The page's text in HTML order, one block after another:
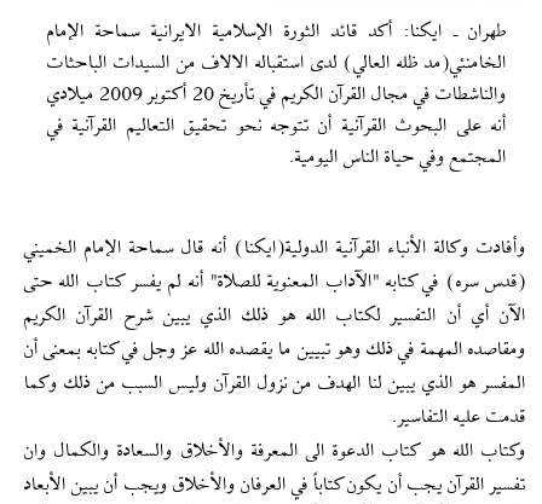
طهران ـ ايكنا: أكد قائد الثورة الإسلامية الايرانية سماحة الإمام
الخامنئي(مد ظله العالي) لدى استقباله الالاف من السيدات الباحثات
والناشطات في مجال القرآن الكريم في تأريخ 20 أکتوبر 2009 ميلادي
أنه على البحوث القرآنية أن تتوجه نحو تحقيق التعاليم القرآنية في
المجتمع وفي حياة الناس اليومية.
وأفادت وكالة الأنباء القرآنية الدولية(ايكنا) أنه قال سماحة الإمام الخميني
(قدس سره) في كتابه "الآداب المعنوية للصلاة" أنه لم يفسر كتاب الله حتى
الآن أي أن التفسير لكتاب الله هو ذلك الذي يبين شرح القرآن الكريم
ومقاصده المهمة في ذلك وهو تبيين ما يقصده الله عز وجل في كتابه بمعنى أن
المفسر هو الذي يبين لنا الهدف من نزول القرآن وليس السبب من ذلك وكما
قدمت عليه التفاسير.
وكتاب الله هو كتاب الدعوة الى المعرفة والأخلاق والسعادة والكمال وان
تفسير القرآن يجب أن يكون كتاباً في العرفان والأخلاق ويجب أن يبين الأبعاد